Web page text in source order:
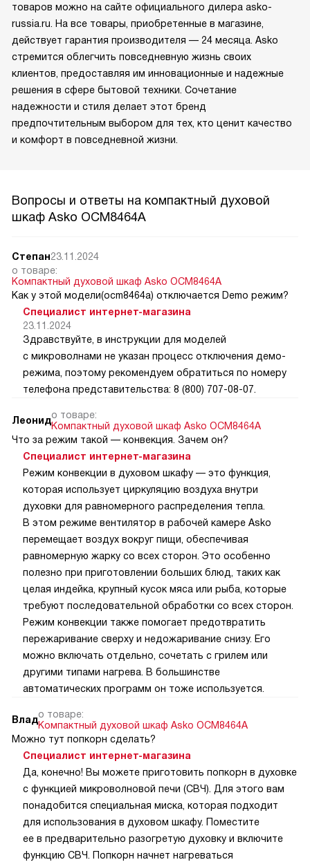
товаров можно на сайте официального дилера asko-
russia.ru. На все товары, приобретенные в магазине,
действует гарантия производителя — 24 месяца. Asko
стремится облегчить повседневную жизнь своих
клиентов, предоставляя им инновационные и надежные
решения в сфере бытовой техники. Сочетание
надежности и стиля делает этот бренд
предпочтительным выбором для тех, кто ценит качество
и комфорт в повседневной жизни.
Вопросы и ответы на компактный духовой
шкаф Asko OCM8464A
Степан23.11.2024
о товаре:
Компактный духовой шкаф Asko OCM8464A
Как у этой модели(ocm8464a) отключается Demo режим?
Специалист интернет-магазина
23.11.2024
Здравствуйте, в инструкции для моделей
с микроволнами не указан процесс отключения демо-
режима, поэтому рекомендуем обратиться по номеру
телефона представительства: 8 (800) 707-08-07.
Леонидо товаре:
Компактный духовой шкаф Asko OCM8464A
Что за режим такой — конвекция. Зачем он?
Специалист интернет-магазина
Режим конвекции в духовом шкафу — это функция,
которая использует циркуляцию воздуха внутри
духовки для равномерного распределения тепла.
В этом режиме вентилятор в рабочей камере Asko
перемещает воздух вокруг пищи, обеспечивая
равномерную жарку со всех сторон. Это особенно
полезно при приготовлении больших блюд, таких как
целая индейка, крупный кусок мяса или рыба, которые
требуют последовательной обработки со всех сторон.
Режим конвекции также помогает предотвратить
пережаривание сверху и недожаривание снизу. Его
можно включать отдельно, сочетать с грилем или
другими типами нагрева. В большинстве
автоматических программ он тоже используется.
Владо товаре:
Компактный духовой шкаф Asko OCM8464A
Можно тут попкорн сделать?
Специалист интернет-магазина
Да, конечно! Вы можете приготовить попкорн в духовке
с функцией микроволновой печи (СВЧ). Для этого вам
понадобится специальная миска, которая подходит
для использования в духовом шкафу. Поместите
ее в предварительно разогретую духовку и включите
функцию СВЧ. Попкорн начнет нагреваться